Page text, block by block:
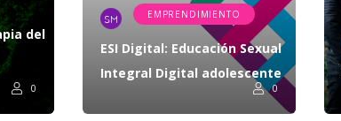
del
0
SM EMPRENDIMIENTO
ESI Digital: Educación Sexual
Integral Digital adolescente
0